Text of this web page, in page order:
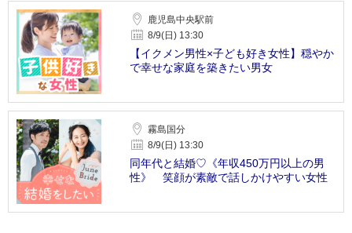
鹿児島中央駅前
8/9(日) 13:30
【イクメン男性×子ども好き女性】穏やか
で幸せな家庭を築きたい男女
霧島国分
8/9(日) 13:30
同年代と結婚♡《年収450万円以上の男
性》 笑顔が素敵で話しかけやすい女性